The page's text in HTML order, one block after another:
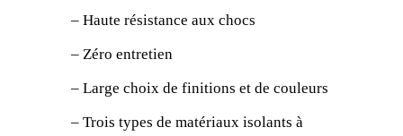
– Haute résistance aux chocs
– Zéro entretien
– Large choix de finitions et de couleurs
– Trois types de matériaux isolants à